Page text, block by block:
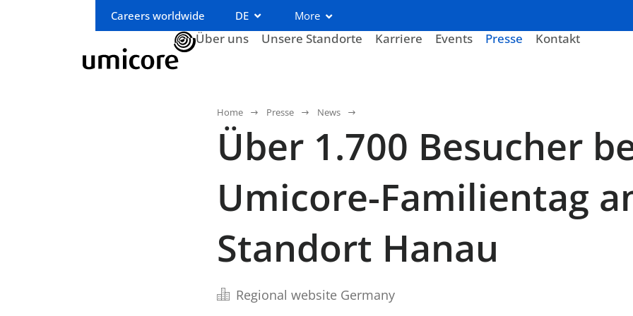
Careers worldwide DE More
Über uns Unsere Standorte Karriere Events Presse Kontakt
Home Presse News
Über 1.700 Besucher
Umicore-Familientag
Standort Hanau
Regional website Germany